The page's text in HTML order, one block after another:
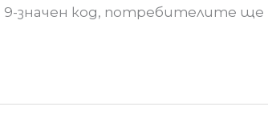
значен код, потребителите ще